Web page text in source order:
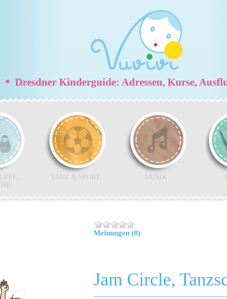
•Dresdner Kinderguide: Adressen, Kurse,
TANZ & SPORT MUSIK
Meinungen (0)
Jam Circle,